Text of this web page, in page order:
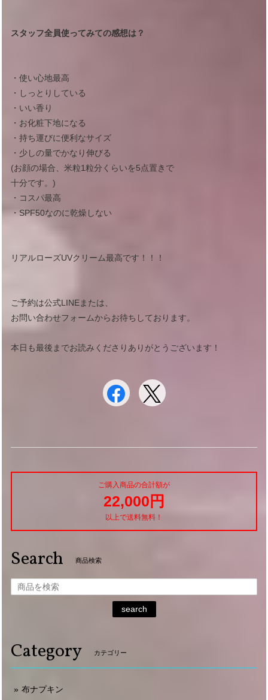
スタッフ全員使ってみての感想は？
・使い心地最高
・しっとりしている
・いい香り
・お化粧下地になる
・持ち運びに便利なサイズ
・少しの量でかなり伸びる
(お顔の場合、米粒1粒分くらいを5点置きで
十分です。)
・コスパ最高
・SPF50なのに乾燥しない
リアルローズUVクリーム最高です！！！
ご予約は公式LINEまたは、
お問い合わせフォームからお待ちしております。
本日も最後までお読みくださりありがとうございます！
ご購入商品の合計額が
22,000円
以上で送料無料！
Search 商品検索
search
Category カテゴリー
布ナプキン